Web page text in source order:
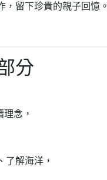
留下珍貴的親子回憶。
分
念，
了解海洋，